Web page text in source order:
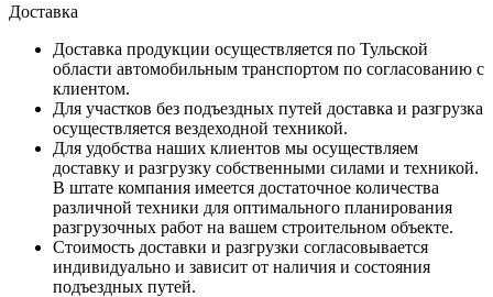
Доставка
Доставка продукции осуществляется по Тульской
области автомобильным транспортом по согласованию с
клиентом.
Для участков без подъездных путей доставка и разгрузка
осуществляется вездеходной техникой.
Для удобства наших клиентов мы осуществляем
доставку и разгрузку собственными силами и техникой.
В штате компания имеется достаточное количества
различной техники для оптимального планирования
разгрузочных работ на вашем строительном объекте.
Стоимость доставки и разгрузки согласовывается
индивидуально и зависит от наличия и состояния
подъездных путей.